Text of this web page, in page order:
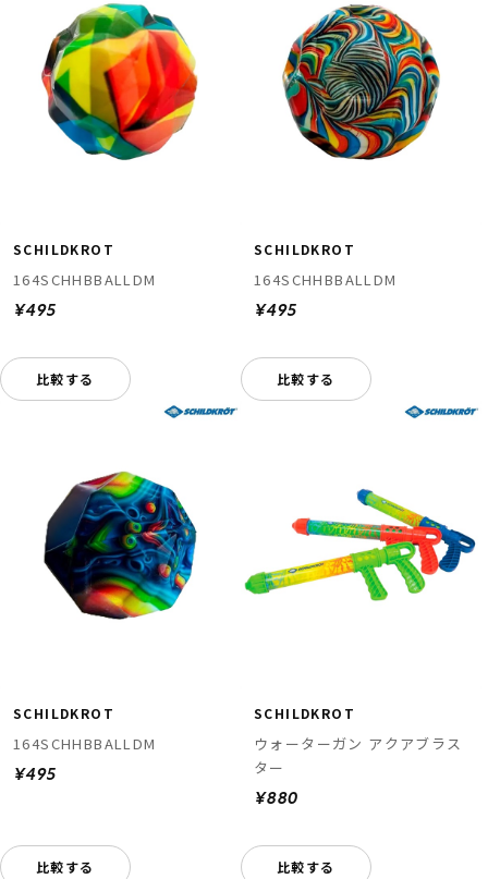
スタッフスナップ
中古/アウトレット サー
中古/アウトレット スノ
アフターサポート
下取り保証について
よくある質問
店舗一覧
お問い合わせ
ニュース
ムラサキスポーツ 公式アプリ
ポイント・クーポンもこのアプリで！
SCHILDKROT
164SCHHBBALLDM
¥495
比較する
SCHILDKROT
164SCHHBBALLDM
¥495
比較する
SCHILDKROT
164SCHHBBALLDM
¥495
比較する
SCHILDKROT
ウォーターガン アクアブラス
ター
¥880
比較する